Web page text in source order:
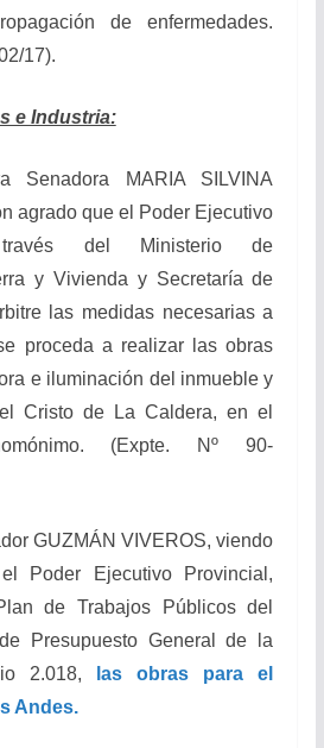
de enfermedades.
17).
e Industria:
MARIA SILVINA
agrado que el Poder Ejecutivo
del Ministerio de
y Vivienda y Secretaría de
las medidas necesarias a
proceda a realizar las obras
e iluminación del inmueble y
Cristo de La Caldera, en el
(Expte. Nº 90-
GUZMÁN VIVEROS, viendo
Poder Ejecutivo Provincial,
de Trabajos Públicos del
Presupuesto General de la
2.018,
las obras para el
Andes.